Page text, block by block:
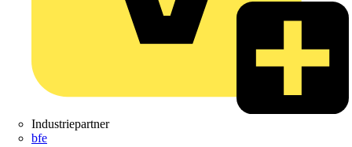
Industriepartner
bfe